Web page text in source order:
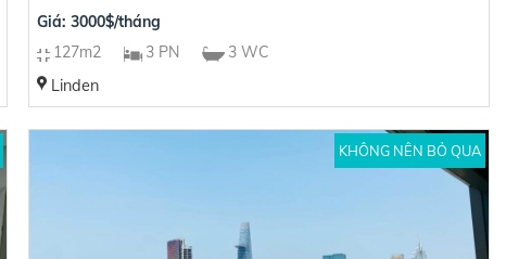
Giá: 3000$/tháng
127m2
3 PN
3 WC
Linden
KHÔNG NÊN BỎ QUA